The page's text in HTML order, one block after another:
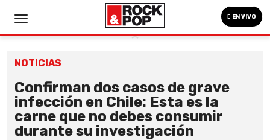
EN VIVO
NOTICIAS
Confirman dos casos de grave
infección en Chile: Esta es la
carne que no debes consumir
durante su investigación